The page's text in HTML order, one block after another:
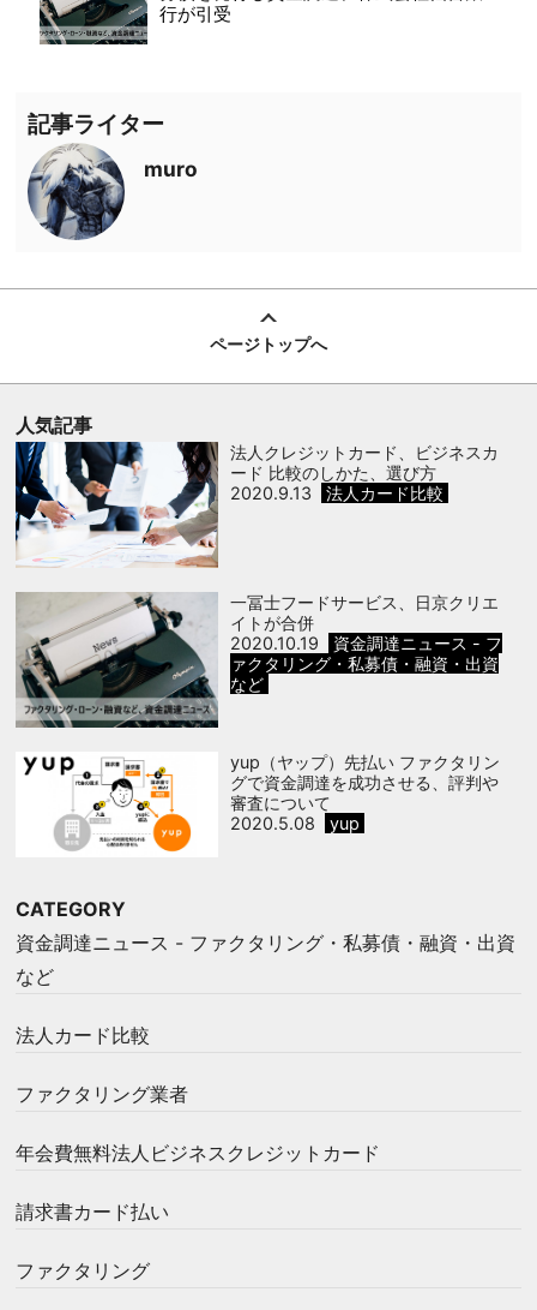
行が引受
記事ライター
muro
ページトップへ
人気記事
法人クレジットカード、ビジネスカ
ード 比較のしかた、選び方
2020.9.13
法人カード比較
一冨士フードサービス、日京クリエ
イトが合併
2020.10.19
資金調達ニュース - フ
ァクタリング・私募債・融資・出資
など
yup（ヤップ）先払い ファクタリン
グで資金調達を成功させる、評判や
審査について
2020.5.08
yup
CATEGORY
資金調達ニュース - ファクタリング・私募債・融資・出資
など
法人カード比較
ファクタリング業者
年会費無料法人ビジネスクレジットカード
請求書カード払い
ファクタリング